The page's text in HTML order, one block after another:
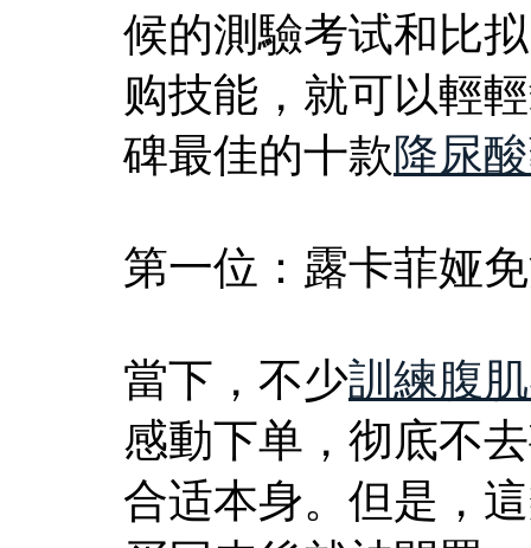
候的測驗考试和比
购技能，就可以輕
碑最佳的十款降尿
第一位：露卡菲娅
當下，不少訓練腹
感動下单，彻底不
合适本身。但是，